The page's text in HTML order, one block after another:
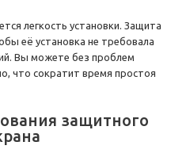
легкость установки. Защита
её установка не требовала
Вы можете без проблем
что сократит время простоя
защитного